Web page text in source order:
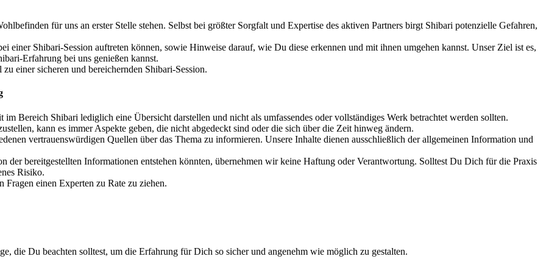
für uns an erster Stelle stehen. Selbst bei größter Sorgfalt und Expertise des aktiven Partners birgt Shibari potenzielle Gefahren,
Shibari-Session auftreten können, sowie Hinweise darauf, wie Du diese erkennen und mit ihnen umgehen kannst. Unser Ziel ist es,
Erfahrung bei uns genießen kannst.
einer sicheren und bereichernden Shibari-Session.
Bereich Shibari lediglich eine Übersicht darstellen und nicht als umfassendes oder vollständiges Werk betrachtet werden sollten.
kann es immer Aspekte geben, die nicht abgedeckt sind oder die sich über die Zeit hinweg ändern.
vertrauenswürdigen Quellen über das Thema zu informieren. Unsere Inhalte dienen ausschließlich der allgemeinen Information und
der bereitgestellten Informationen entstehen könnten, übernehmen wir keine Haftung oder Verantwortung. Solltest Du Dich für die Praxis
Risiko.
einen Experten zu Rate zu ziehen.
die Du beachten solltest, um die Erfahrung für Dich so sicher und angenehm wie möglich zu gestalten.